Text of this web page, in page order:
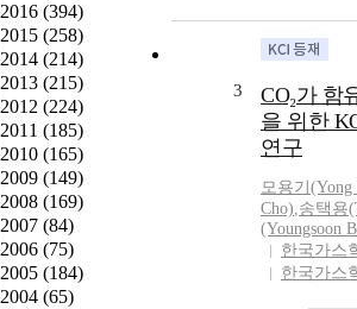
2016 (394)
2015 (258)
2014 (214)
2013 (215)
2012 (224)
2011 (185)
2010 (165)
2009 (149)
2008 (169)
2007 (84)
2006 (75)
2005 (184)
2004 (65)
required for
LAMP assay
monitoring of
conducted to
consumption
performed to
concentration
flow rate
samples were
cylinders(4.5
vacuum at
3
CO₂가 함
을 위한
연구
모용기
Cho),송택용
(Youngsoon
한국가스
한국가스